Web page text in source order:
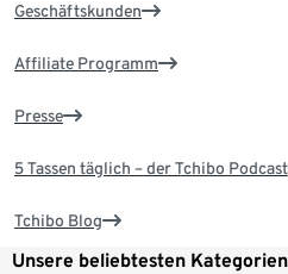
Geschäftskunden
Affiliate Programm
Presse
5 Tassen täglich – der Tchibo Podcast
Tchibo Blog
Unsere beliebtesten Kategorien